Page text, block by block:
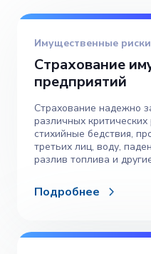
Имущественные риски
Страхование
предприятий
Страхование надежно
различных
стихийные бедствия,
третьих лиц, воду,
разлив топлива и
Подробнее